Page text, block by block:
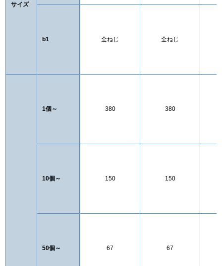
サイズ
b1
1個～
10個～
50個～
全ねじ 全ねじ
380 380
150 150
67 67